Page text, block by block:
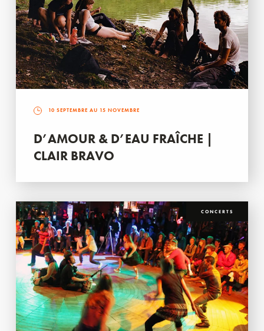
10 SEPTEMBRE AU 15 NOVEMBRE
D’AMOUR & D’EAU FRAÎCHE |
CLAIR BRAVO
CONCERTS